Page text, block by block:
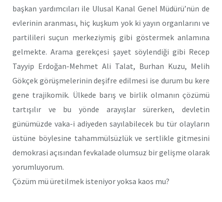
başkan yardımcıları ile Ulusal Kanal Genel Müdürü’nün de
evlerinin aranması, hiç kuşkum yok ki yayın organlarını ve
partilileri suçun merkeziymiş gibi göstermek anlamına
gelmekte. Arama gerekçesi şayet söylendiği gibi Recep
Tayyip Erdoğan-Mehmet Ali Talat, Burhan Kuzu, Melih
Gökçek görüşmelerinin deşifre edilmesi ise durum bu kere
gene trajikomik. Ülkede barış ve birlik olmanın çözümü
tartışılır ve bu yönde arayışlar sürerken, devletin
günümüzde vaka-i adiyeden sayılabilecek bu tür olayların
üstüne böylesine tahammülsüzlük ve sertlikle gitmesini
demokrasi açısından fevkalade olumsuz bir gelişme olarak
yorumluyorum.
Çözüm mü üretilmek isteniyor yoksa kaos mu?